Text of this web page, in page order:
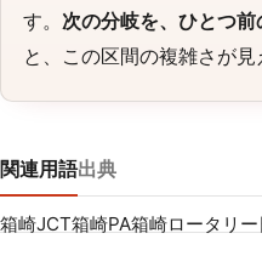
す。 次の分岐を、ひとつ
と、この区間の複雑さが見
関連用語出典
箱崎JCT箱崎PA箱崎ロータリー